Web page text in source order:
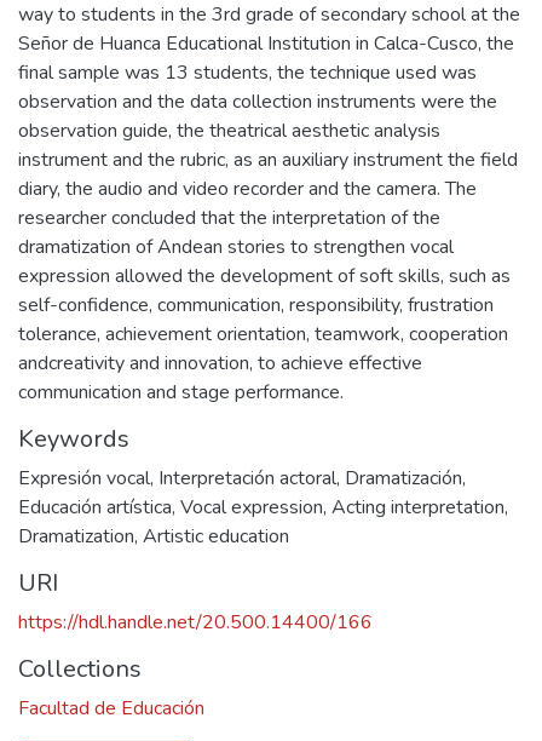
way to students in the 3rd grade of secondary school at the
Señor de Huanca Educational Institution in Calca-Cusco, the
final sample was 13 students, the technique used was
observation and the data collection instruments were the
observation guide, the theatrical aesthetic analysis
instrument and the rubric, as an auxiliary instrument the field
diary, the audio and video recorder and the camera. The
researcher concluded that the interpretation of the
dramatization of Andean stories to strengthen vocal
expression allowed the development of soft skills, such as
self-confidence, communication, responsibility, frustration
tolerance, achievement orientation, teamwork, cooperation
andcreativity and innovation, to achieve effective
communication and stage performance.
Keywords
Expresión vocal, Interpretación actoral, Dramatización,
Educación artística, Vocal expression, Acting interpretation,
Dramatization, Artistic education
URI
https://hdl.handle.net/20.500.14400/166
Collections
Facultad de Educación